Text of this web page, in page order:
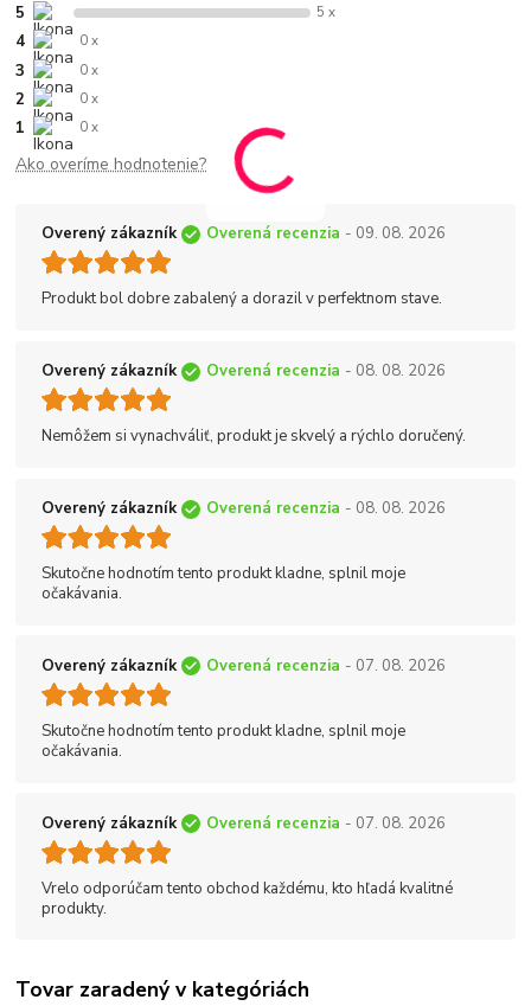
5 5 x
4 0 x
3 0 x
2 0 x
1 0 x
Ako overíme hodnotenie?
Overený zákazník Overená recenzia - 09. 08. 2026
Produkt bol dobre zabalený a dorazil v perfektnom stave.
Overený zákazník Overená recenzia - 08. 08. 2026
Nemôžem si vynachváliť, produkt je skvelý a rýchlo doručený.
Overený zákazník Overená recenzia - 08. 08. 2026
Skutočne hodnotím tento produkt kladne, splnil moje
očakávania.
Overený zákazník Overená recenzia - 07. 08. 2026
Skutočne hodnotím tento produkt kladne, splnil moje
očakávania.
Overený zákazník Overená recenzia - 07. 08. 2026
Vrelo odporúčam tento obchod každému, kto hľadá kvalitné
produkty.
Tovar zaradený v kategóriách